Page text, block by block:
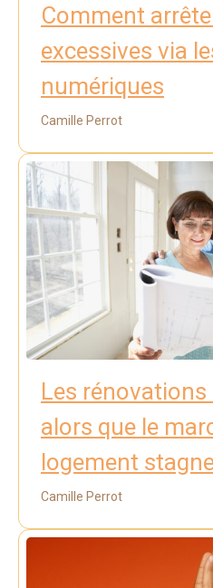
Comment
excessives via
numériques
Camille Perrot
Les
alors que le
logement
Camille Perrot